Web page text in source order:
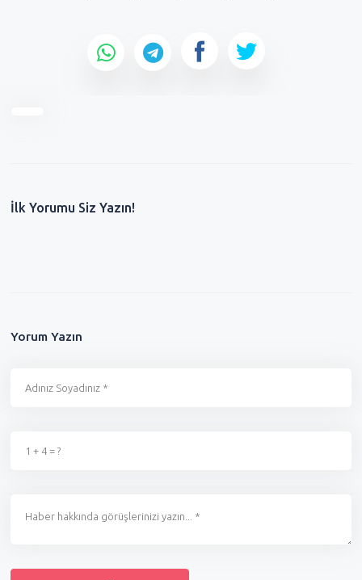
İlk Yorumu Siz Yazın!
Yorum Yazın